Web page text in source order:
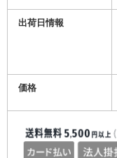
出荷日情報
価格